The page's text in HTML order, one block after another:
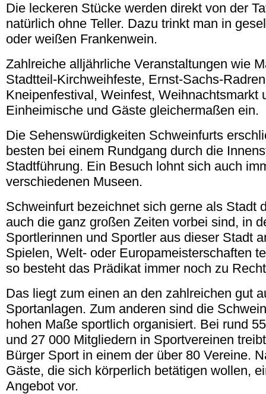
Die leckeren Stücke werden direkt von der
natürlich ohne Teller. Dazu trinkt man in
oder weißen Frankenwein.
Zahlreiche alljährliche Veranstaltungen wie
Stadtteil-Kirchweihfeste, Ernst-Sachs-
Kneipenfestival, Weinfest, Weihnachtsmarkt
Einheimische und Gäste gleichermaßen ein.
Die Sehenswürdigkeiten Schweinfurts
besten bei einem Rundgang durch die
Stadtführung. Ein Besuch lohnt sich auch
verschiedenen Museen.
Schweinfurt bezeichnet sich gerne als Stadt
auch die ganz großen Zeiten vorbei sind, in
Sportlerinnen und Sportler aus dieser Stadt
Spielen, Welt- oder Europameisterschaften
so besteht das Prädikat immer noch zu
Das liegt zum einen an den zahlreichen gut
Sportanlagen. Zum anderen sind die
hohen Maße sportlich organisiert. Bei rund
und 27 000 Mitgliedern in Sportvereinen
Bürger Sport in einem der über 80 Vereine.
Gäste, die sich körperlich betätigen wollen,
Angebot vor.